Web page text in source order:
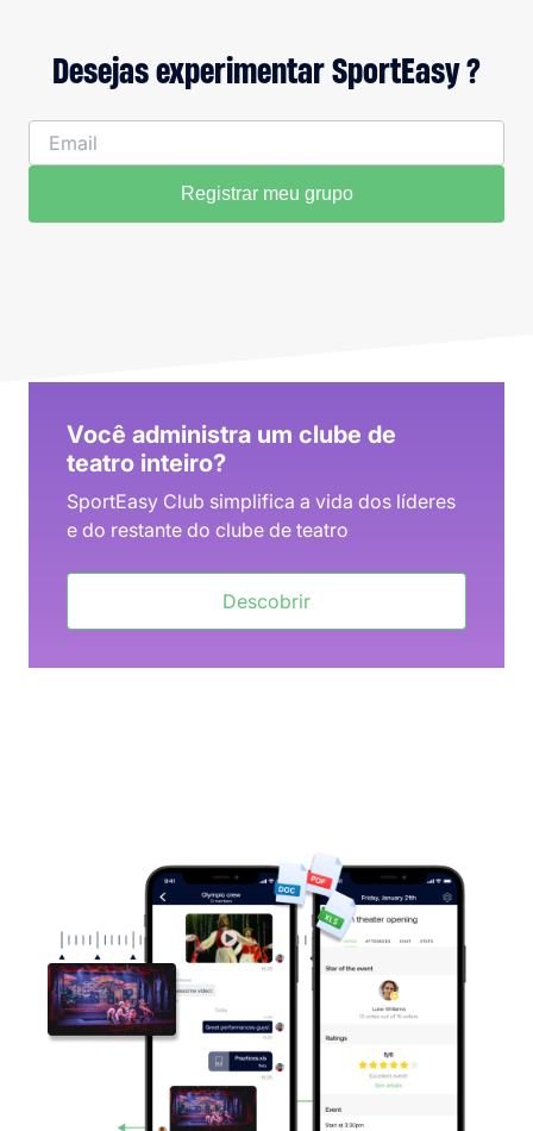
Desejas experimentar SportEasy ?
Registrar meu grupo
Você administra um clube de
teatro inteiro?
SportEasy Club simplifica a vida dos líderes
e do restante do clube de teatro
Descobrir